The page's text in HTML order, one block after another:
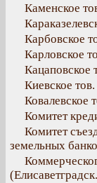
Каменское
Карбовское
Карловское
Кацаповское
Киевское
Ковалевское
Комитет
Комитет
земельных